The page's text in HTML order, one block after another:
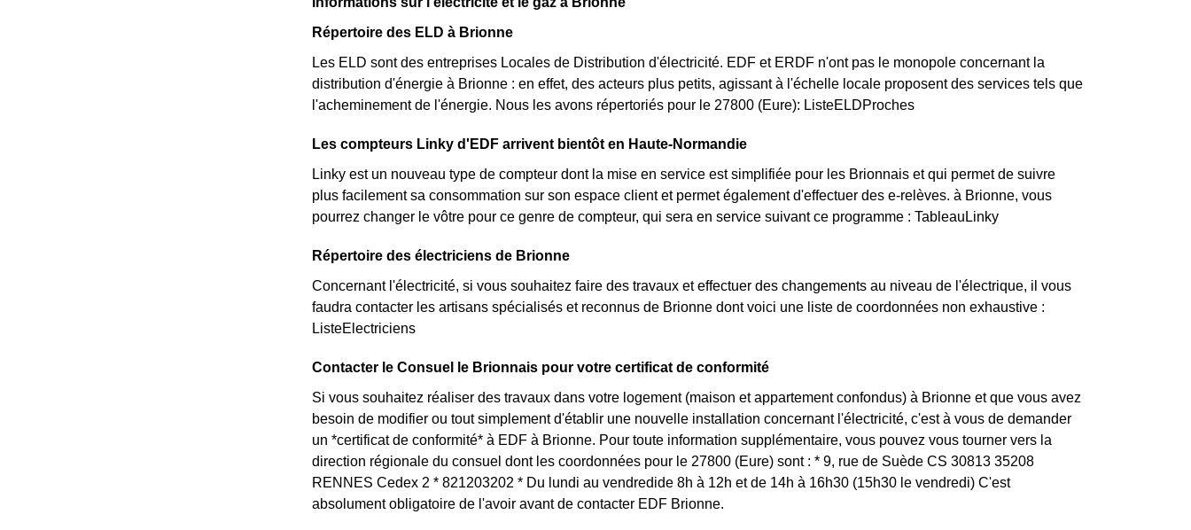
Répertoire des ELD à Brionne
Les ELD sont des entreprises Locales de Distribution d'électricité. EDF et ERDF n'ont pas le monopole concernant la
distribution d'énergie à Brionne : en effet, des acteurs plus petits, agissant à l'échelle locale proposent des services tels que
l'acheminement de l'énergie. Nous les avons répertoriés pour le 27800 (Eure): ListeELDProches
Les compteurs Linky d'EDF arrivent bientôt en Haute-Normandie
Linky est un nouveau type de compteur dont la mise en service est simplifiée pour les Brionnais et qui permet de suivre
plus facilement sa consommation sur son espace client et permet également d'effectuer des e-relèves. à Brionne, vous
pourrez changer le vôtre pour ce genre de compteur, qui sera en service suivant ce programme : TableauLinky
Répertoire des électriciens de Brionne
Concernant l'électricité, si vous souhaitez faire des travaux et effectuer des changements au niveau de l'électrique, il vous
faudra contacter les artisans spécialisés et reconnus de Brionne dont voici une liste de coordonnées non exhaustive :
ListeElectriciens
Contacter le Consuel le Brionnais pour votre certificat de conformité
Si vous souhaitez réaliser des travaux dans votre logement (maison et appartement confondus) à Brionne et que vous avez
besoin de modifier ou tout simplement d'établir une nouvelle installation concernant l'électricité, c'est à vous de demander
un *certificat de conformité* à EDF à Brionne. Pour toute information supplémentaire, vous pouvez vous tourner vers la
direction régionale du consuel dont les coordonnées pour le 27800 (Eure) sont : * 9, rue de Suède CS 30813 35208
RENNES Cedex 2 * 821203202 * Du lundi au vendredide 8h à 12h et de 14h à 16h30 (15h30 le vendredi) C'est
absolument obligatoire de l'avoir avant de contacter EDF Brionne.